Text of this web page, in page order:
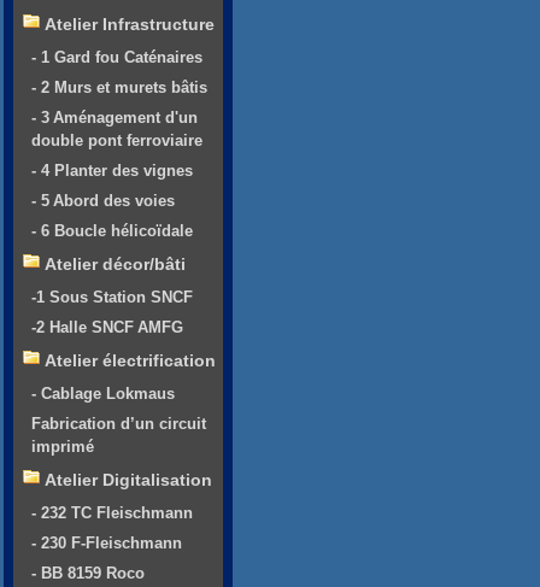
Atelier Infrastructure
- 1 Gard fou Caténaires
- 2 Murs et murets bâtis
- 3 Aménagement d'un
double pont ferroviaire
- 4 Planter des vignes
- 5 Abord des voies
- 6 Boucle hélicoïdale
Atelier décor/bâti
-1 Sous Station SNCF
-2 Halle SNCF AMFG
Atelier électrification
- Cablage Lokmaus
Fabrication d’un circuit
imprimé
Atelier Digitalisation
- 232 TC Fleischmann
- 230 F-Fleischmann
- BB 8159 Roco